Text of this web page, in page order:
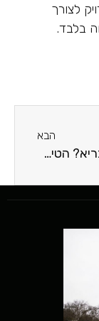
לצורך
בלבד.
הבא
איך לאכול בריא? הטיפים לשינוי אורח החיים